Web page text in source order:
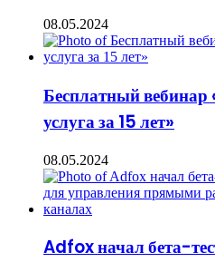
08.05.2024
Бесплатный вебинар
услуга за 15 лет»
08.05.2024
Adfox начал бета-